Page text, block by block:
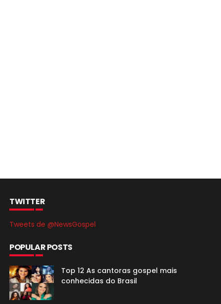
TWITTER
Tweets de @NewsGospel
POPULAR POSTS
Top 12 As cantoras gospel mais
conhecidas do Brasil